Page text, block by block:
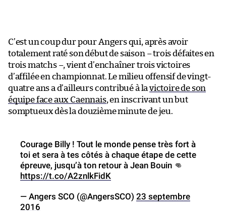
C’est un coup dur pour Angers qui, après avoir
totalement raté son début de saison – trois défaites en
trois matchs –, vient d’enchaîner trois victoires
d’affilée en championnat. Le milieu offensif de vingt-
quatre ans a d’ailleurs contribué à la victoire de son
équipe face aux Caennais, en inscrivant un but
somptueux dès la douzième minute de jeu.
Courage Billy ! Tout le monde pense très fort à
toi et sera à tes côtés à chaque étape de cette
épreuve, jusqu’à ton retour à Jean Bouin 👊
https://t.co/A2znlkFidK
— Angers SCO (@AngersSCO) 23 septembre
2016